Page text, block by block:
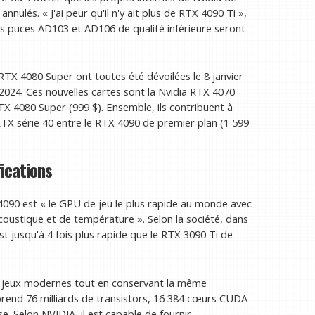
« J'ai peur qu'il n'y ait plus de RTX 4090 Ti »,
puces AD103 et AD106 de qualité inférieure seront
4080 Super ont toutes été dévoilées le 8 janvier
Ces nouvelles cartes sont la Nvidia RTX 4070
4080 Super (999 $). Ensemble, ils contribuent à
série 40 entre le RTX 4090 de premier plan (1 599
est « le GPU de jeu le plus rapide au monde avec
et de température ». Selon la société, dans
jusqu'à 4 fois plus rapide que le RTX 3090 Ti de
modernes tout en conservant la même
76 milliards de transistors, 16 384 cœurs CUDA